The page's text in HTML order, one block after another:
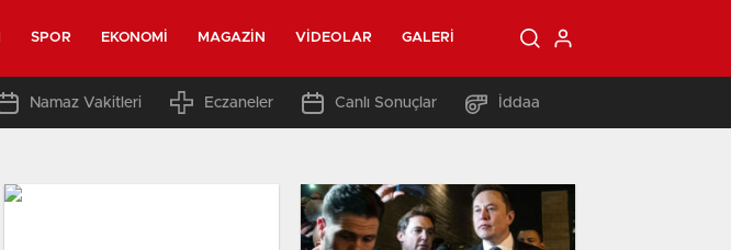
SPOR EKONOMI MAGAZIN VIDEOLAR GALERI
Namaz Vakitleri Eczaneler Canlı Sonuçlar İddaa